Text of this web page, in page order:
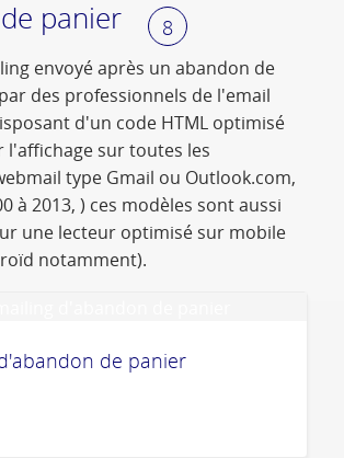
panier 8
envoyé après un abandon de
des professionnels de l'email
d'un code HTML optimisé
sur toutes les
type Gmail ou Outlook.com,
à 2013, ) ces modèles sont aussi
une lecteur optimisé sur mobile
notamment).
de panier